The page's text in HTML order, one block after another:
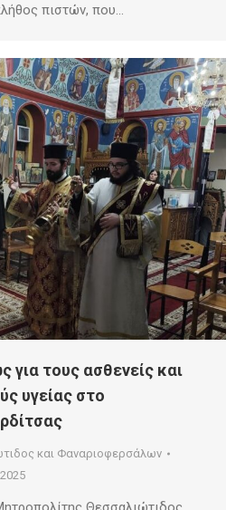
πιστών, που…
για τους ασθενείς και
υγείας στο
και Φαναριοφερσάλων